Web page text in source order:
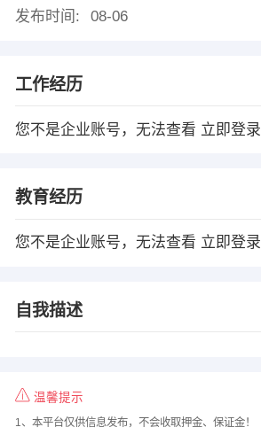
发布时间:
08-06
工作经历
您不是企业账号，无法查看 立即登录
教育经历
您不是企业账号，无法查看 立即登录
自我描述
温馨提示
1、本平台仅供信息发布，不会收取押金、保证金！